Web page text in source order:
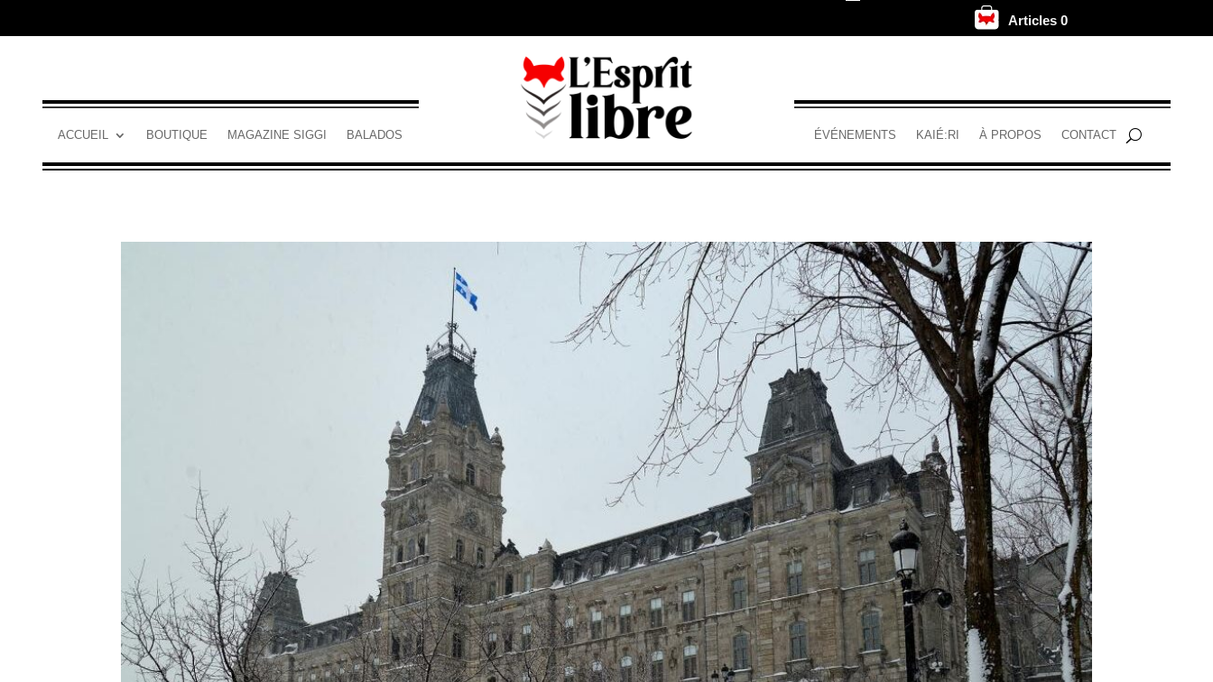
. Articles 0
ACCUEIL BOUTIQUE MAGAZINE SIGGI BALADOS ÉVÉNEMENTS KAIÉ:RI À PROPOS CONTACT